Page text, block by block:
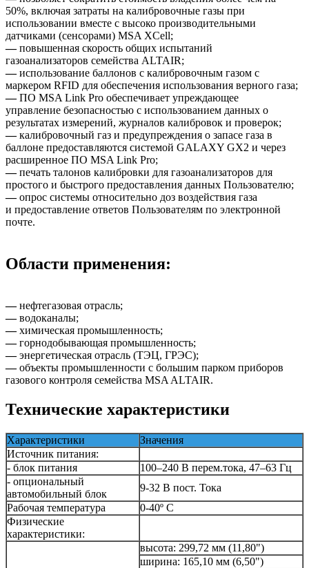
50%, включая затраты на калибровочные газы при
использовании вместе с высоко производительными
датчиками (сенсорами) MSA XCell;
—повышенная скорость общих испытаний
газоанализаторов семейства ALTAIR;
—использование баллонов с калибровочным газом с
маркером RFID для обеспечения использования верного газа;
—ПО MSA Link Pro обеспечивает упреждающее
управление безопасностью с использованием данных о
результатах измерений, журналов калибровок и проверок;
—калибровочный газ и предупреждения о запасе газа в
баллоне предоставляются системой GALAXY GX2 и через
расширенное ПО MSA Link Pro;
—печать талонов калибровки для газоанализаторов для
простого и быстрого предоставления данных Пользователю;
—опрос системы относительно доз воздействия газа
и предоставление ответов Пользователям по электронной
почте.
Области применения:
—нефтегазовая отрасль;
—водоканалы;
—химическая промышленность;
—горнодобывающая промышленность;
—энергетическая отрасль (ТЭЦ, ГРЭС);
—объекты промышленности с большим парком приборов
газового контроля семейства MSA ALTAIR.
Технические характеристики
Характеристики
Значения
Источник питания:
- блок питания
100–240 В перем.тока, 47–63 Гц
- опциональный
автомобильный блок
9-32 В пост. Тока
Рабочая температура
0‐40º C
Физические
характеристики:
высота: 299,72 мм (11,80")
ширина: 165,10 мм (6,50")